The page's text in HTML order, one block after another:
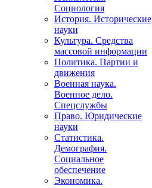
Социология
История. Исторические
науки
Культура. Средства
массовой информации
Политика. Партии и
движения
Военная наука.
Военное дело.
Спецслужбы
Право. Юридические
науки
Статистика.
Демография.
Социальное
обеспечение
Экономика.